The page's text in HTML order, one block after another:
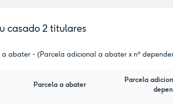
casado 2 titulares
abater - (Parcela adicional a abater x nº
Parcela a abater
Parcela